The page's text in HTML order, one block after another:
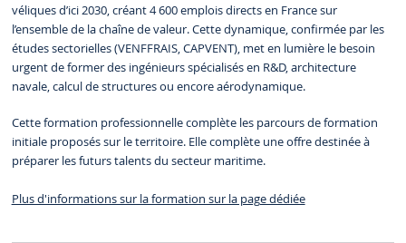
véliques d’ici 2030, créant 4 600 emplois directs en France sur
l’ensemble de la chaîne de valeur. Cette dynamique, confirmée par les
études sectorielles (VENFFRAIS, CAPVENT), met en lumière le besoin
urgent de former des ingénieurs spécialisés en R&D, architecture
navale, calcul de structures ou encore aérodynamique.
Cette formation professionnelle complète les parcours de formation
initiale proposés sur le territoire. Elle complète une offre destinée à
préparer les futurs talents du secteur maritime.
Plus d'informations sur la formation sur la page dédiée